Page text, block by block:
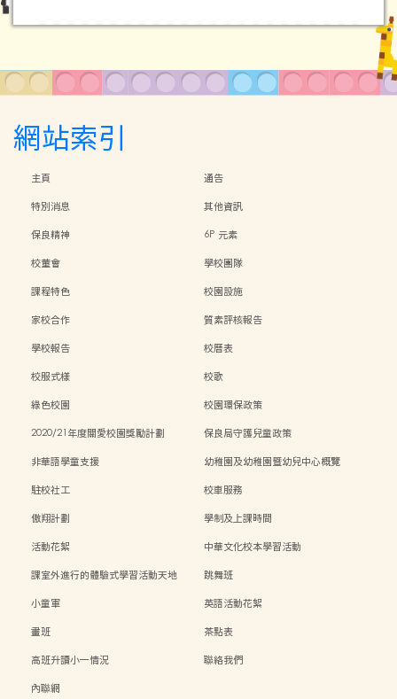
網站索引
主頁
通告
特別消息
其他資訊
保良精神
6P 元素
校董會
學校團隊
課程特色
校園設施
家校合作
質素評核報告
學校報告
校曆表
校服式樣
校歌
綠色校園
校園環保政策
2020/21年度關愛校園獎勵計劃
保良局守護兒童政策
非華語學童支援
幼稚園及幼稚園暨幼兒中心概覽
駐校社工
校車服務
傲翔計劃
學制及上課時間
活動花絮
中華文化校本學習活動
課室外進行的體驗式學習活動天地
跳舞班
小童軍
英語活動花絮
畫班
茶點表
高班升讀小一情況
聯絡我們
內聯網